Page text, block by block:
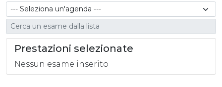
Prestazioni selezionate
Nessun esame inserito